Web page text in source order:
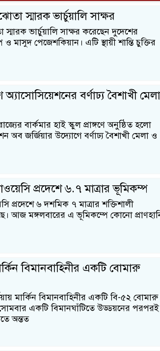
স্মারক ভার্চুয়ালি সাক্ষর
স্মারক ভার্চুয়ালি সাক্ষর করেছেন দুদেশের
ও মাসুদ পেজেশকিয়ান। এটি স্থায়ী শান্তি চুক্তির
অ্যাসোসিয়েশনের বর্ণাঢ্য বৈশাখী মেলা
বার্কমার হাই স্কুল প্রাঙ্গণে অনুষ্ঠিত হলো
অব জর্জিয়ার উদ্যোগে বর্ণাঢ্য বৈশাখী মেলা ও
প্রদেশে ৬.৭ মাত্রার ভূমিকম্প
প্রদেশে ৬ দশমিক ৭ মাত্রার শক্তিশালী
আজ মঙ্গলবারের এ ভূমিকম্পে কোনো
বিমানবাহিনীর একটি বোমারু
মার্কিন বিমানবাহিনীর একটি বি-৫২ বোমারু
সোমবার একটি বিমানঘাঁটিতে উড্ডয়নের পরপরই
অন্তত